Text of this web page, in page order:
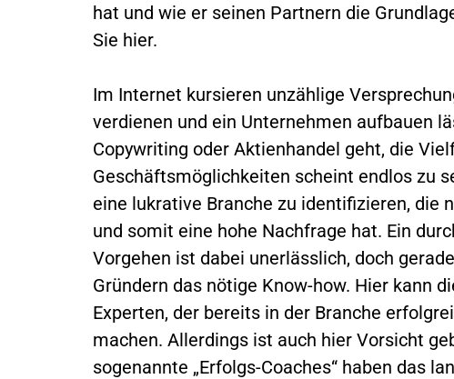
hat und wie er seinen Partnern die
Sie hier.
Im Internet kursieren unzählige
verdienen und ein Unternehmen aufbauen
Copywriting oder Aktienhandel geht, die
Geschäftsmöglichkeiten scheint endlos zu
eine lukrative Branche zu identifizieren, die
und somit eine hohe Nachfrage hat. Ein
Vorgehen ist dabei unerlässlich, doch
Gründern das nötige Know-how. Hier kann
Experten, der bereits in der Branche
machen. Allerdings ist auch hier Vorsicht
sogenannte „Erfolgs-Coaches“ haben das